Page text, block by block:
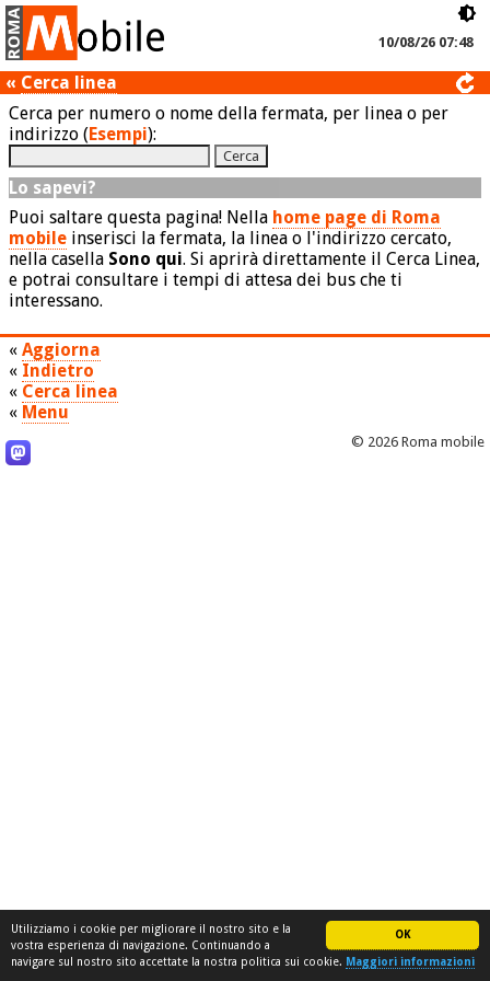
OK
Utilizziamo i cookie per migliorare il nostro sito e la
vostra esperienza di navigazione. Continuando a
navigare sul nostro sito accettate la nostra politica sui cookie. Maggiori informazioni
10/08/26 07:48
« Cerca linea
Cerca per numero o nome della fermata, per linea o per
indirizzo (Esempi):
Lo sapevi?
Puoi saltare questa pagina! Nella home page di Roma
mobile inserisci la fermata, la linea o l'indirizzo cercato,
nella casella Sono qui. Si aprirà direttamente il Cerca Linea,
e potrai consultare i tempi di attesa dei bus che ti
interessano.
« Aggiorna
« Indietro
« Cerca linea
« Menu
© 2026 Roma mobile